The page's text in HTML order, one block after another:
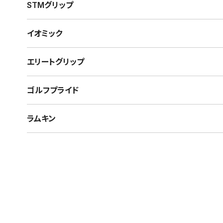
STMグリップ
イオミック
エリートグリップ
ゴルフプライド
ラムキン